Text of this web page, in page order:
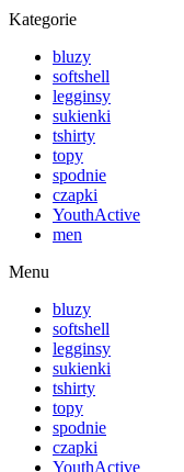
Kategorie
bluzy
softshell
legginsy
sukienki
tshirty
topy
spodnie
czapki
YouthActive
men
Menu
bluzy
softshell
legginsy
sukienki
tshirty
topy
spodnie
czapki
YouthActive